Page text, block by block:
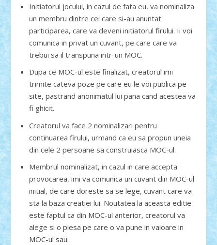
Initiatorul jocului, in cazul de fata eu, va nominaliza
un membru dintre cei care si-au anuntat
participarea, care va deveni initiatorul firului. Ii voi
comunica in privat un cuvant, pe care care va
trebui sa il transpuna intr-un MOC.
Dupa ce MOC-ul este finalizat, creatorul imi
trimite cateva poze pe care eu le voi publica pe
site, pastrand anonimatul lui pana cand acestea va
fi ghicit.
Creatorul va face 2 nominalizari pentru
continuarea firului, urmand ca eu sa propun uneia
din cele 2 persoane sa construiasca MOC-ul.
Membrul nominalizat, in cazul in care accepta
provocarea, imi va comunica un cuvant din MOC-ul
initial, de care doreste sa se lege, cuvant care va
sta la baza creatiei lui. Noutatea la aceasta editie
este faptul ca din MOC-ul anterior, creatorul va
alege si o piesa pe care o va pune in valoare in
MOC-ul sau.